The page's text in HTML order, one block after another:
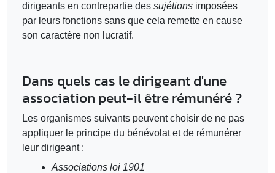
dirigeants en contrepartie des sujétions imposées
par leurs fonctions sans que cela remette en cause
son caractère non lucratif.
Dans quels cas le dirigeant d'une
association peut-il être rémunéré ?
Les organismes suivants peuvent choisir de ne pas
appliquer le principe du bénévolat et de rémunérer
leur dirigeant :
Associations loi 1901